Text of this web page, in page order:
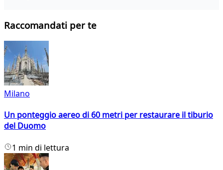
Raccomandati per te
Milano
Un ponteggio aereo di 60 metri per restaurare il tiburio
del Duomo
1 min di lettura